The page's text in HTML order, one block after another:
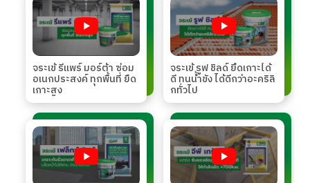
จระเข้ รีแพร์ มอร์ต้า ซ่อม
อเนกประสงค์ ทุกพื้นที่ ยืด
เกาะสูง
จระเข้ รูฟ ชิลด์ ยึดเกาะได้
ดี ทนน้ำขัง ได้ดีกว่าอะคริลิ
กทั่วไป